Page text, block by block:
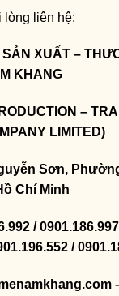
lòng liên hệ:
XUẤT –
KHANG
–
LIMITED)
Sơn,
Chí Minh
/
/